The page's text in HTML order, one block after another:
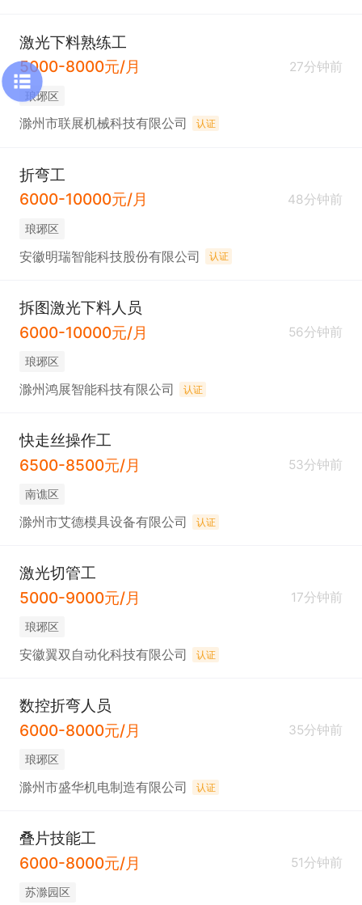
激光下料熟练工
5000-8000元/月
27分钟前
琅琊区
滁州市联展机械科技有限公司 认证
折弯工
6000-10000元/月
48分钟前
琅琊区
安徽明瑞智能科技股份有限公司 认证
拆图激光下料人员
6000-10000元/月
56分钟前
琅琊区
滁州鸿展智能科技有限公司 认证
快走丝操作工
6500-8500元/月
53分钟前
南谯区
滁州市艾德模具设备有限公司 认证
激光切管工
5000-9000元/月
17分钟前
琅琊区
安徽翼双自动化科技有限公司 认证
数控折弯人员
6000-8000元/月
35分钟前
琅琊区
滁州市盛华机电制造有限公司 认证
叠片技能工
6000-8000元/月
51分钟前
苏滁园区